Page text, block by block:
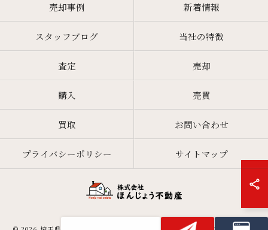
売却事例 新着情報
スタッフブログ 当社の特徴
査定 売却
購入 売買
買取 お問い合わせ
プライバシーポリシー サイトマップ